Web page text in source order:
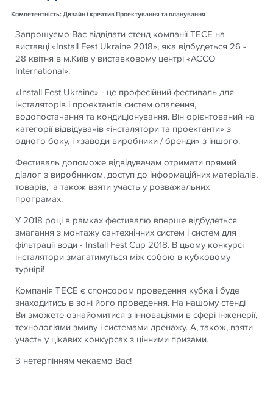
Компетентність: Дизайн і креатив Проектування та планування
Запрошуємо Вас відвідати стенд компанії ТЕСЕ на
виставці «Install Fest Ukraine 2018», яка відбудеться 26 -
28 квітня в м.Київ у виставковому центрі «ACCO
International».
«Install Fest Ukraine» - це професійний фестиваль для
інсталяторів і проектантів систем опалення,
водопостачання та кондиціонування. Він орієнтований на
категорії відвідувачів «інсталятори та проектанти» з
одного боку, і «заводи виробники / бренди» з іншого.
Фестиваль допоможе відвідувачам отримати прямий
діалог з виробником, доступ до інформаційних матеріалів,
товарів, а також взяти участь у розважальних
програмах.
У 2018 році в рамках фестивалю вперше відбудеться
змагання з монтажу сантехнічних систем і систем для
фільтрації води - Install Fest Cup 2018. В цьому конкурсі
інсталятори змагатимуться між собою в кубковому
турнірі!
Компанія ТЕСЕ є спонсором проведення кубка і буде
знаходитись в зоні його проведення. На нашому стенді
Ви зможете ознайомитися з інноваціями в сфері інженерії,
технологіями змиву і системами дренажу. А, також, взяти
участь у цікавих конкурсах з цінними призами.
З нетерпінням чекаємо Вас!